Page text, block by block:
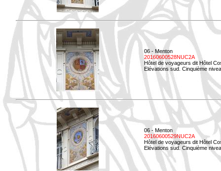
06 - Menton
20160600528NUC2A
Hôtel de voyageurs dit Hôtel
Elévations sud. Cinquième
06 - Menton
20160600529NUC2A
Hôtel de voyageurs dit Hôtel
Elévations sud. Cinquième